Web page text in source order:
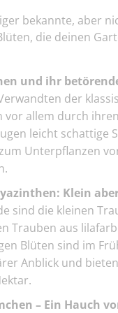
bekannte, aber
die deinen
und ihr
der
vor allem durch
leicht schattige
Unterpflanzen
Klein
sind die kleinen
Trauben aus
Blüten sind im
Anblick und
– Ein Hauch